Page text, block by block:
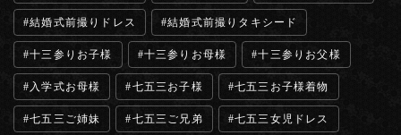
結婚式前撮りドレス 結婚式前撮りタキシード
十三参りお子様 十三参りお母様 十三参りお父様
入学式お母様 七五三お子様 七五三お子様着物
七五三ご姉妹 七五三ご兄弟 七五三女児ドレス